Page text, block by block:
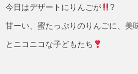
今日はデザートにりんごが ?
甘ーい、蜜たっぷりのりんごに、美
とニコニコな子どもたち